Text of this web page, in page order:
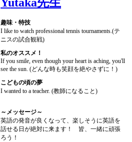
趣味・特技
I like to watch professional tennis tournaments.(テ
ニスの試合観戦)
私のオススメ！
If you smile, even though your heart is aching, you'll
see the sun. (どんな時も笑顔を絶やさずに！)
こどもの頃の夢
I wanted to a teacher. (教師になること)
～メッセージ～
英語の発音が良くなって、楽しそうに英語を
話せる日が絶対に来ます！ 皆、一緒に頑張
ろう！